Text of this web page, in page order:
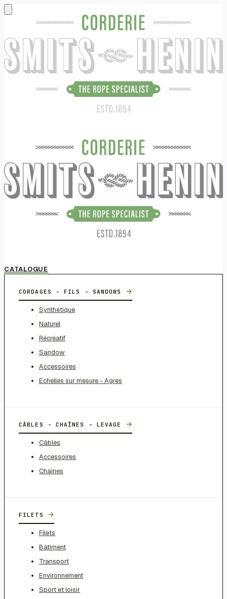
CATALOGUE
CORDAGES - FILS - SANDOWS →
Synthétique
Naturel
Récréatif
Sandow
Accessoires
Echelles sur mesure - Agrès
CÂBLES - CHAÎNES - LEVAGE →
Câbles
Accessoires
Chaines
FILETS →
Filets
Bâtiment
Transport
Environnement
Sport et loisir